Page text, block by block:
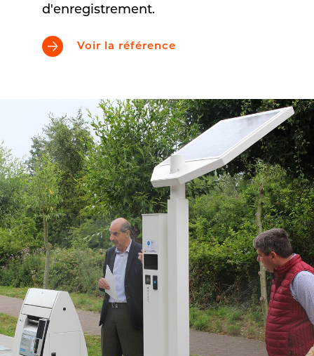
d'enregistrement.
Voir la référence